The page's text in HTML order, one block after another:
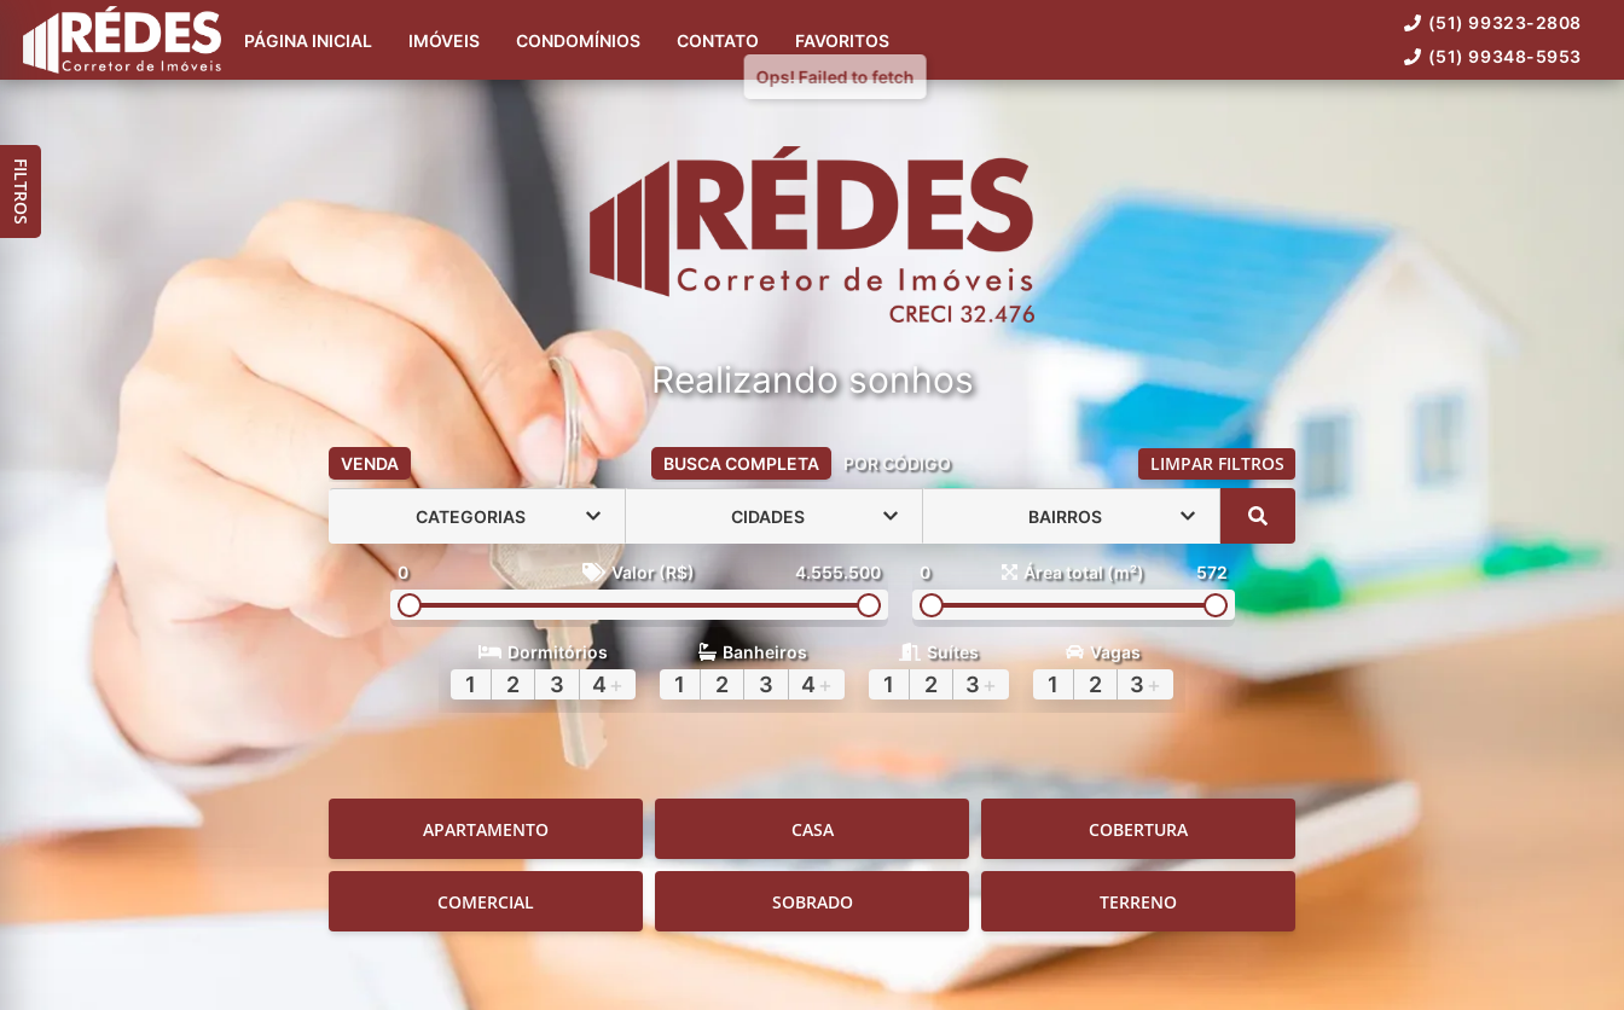
(51) 99323-2808 (51) 99348-5953
PÁGINA INICIAL IMÓVEIS CONDOMÍNIOS CONTATO FAVORITOS
(51) 99323-2808
(51) 99348-5953
Realizando sonhos
VENDA BUSCA COMPLETA POR CÓDIGO LIMPAR FILTROS
CATEGORIAS CIDADES BAIRROS
0 Valor (R$) 4.555.500 0 Área total (m²) 572
Dormitórios
1 2 3 4 +
Banheiros
1 2 3 4 +
Suítes
1 2 3 +
Vagas
1 2 3 +
APARTAMENTO CASA COBERTURA
COMERCIAL SOBRADO TERRENO
FILTROS